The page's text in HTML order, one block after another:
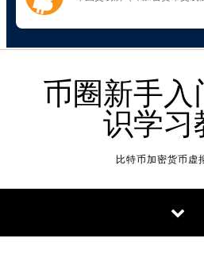
币圈新手入
识学习
比特币加密货币虚